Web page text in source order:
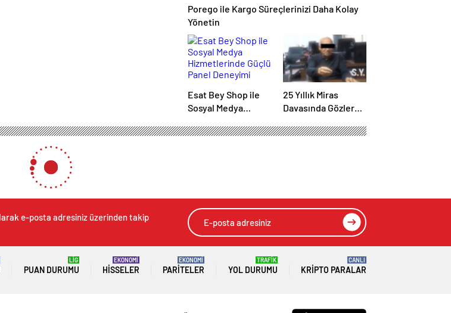
Porego ile Kargo Süreçlerinizi Daha Kolay
Yönetin
Esat Bey Shop ile
Sosyal Medya
Güçlü Panel
25 Yıllık Miras
Davasında Gözler
Karar Duruşmasına
olsun